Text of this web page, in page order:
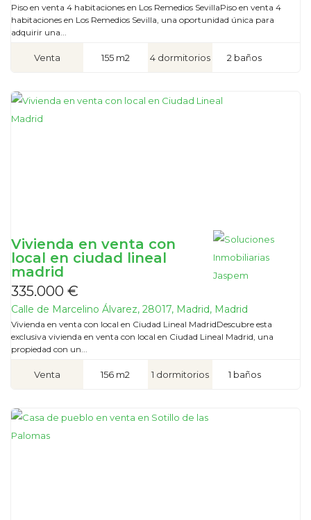
Piso en venta 4 habitaciones en Los Remedios SevillaPiso en venta 4
habitaciones en Los Remedios Sevilla, una oportunidad única para
adquirir una...
Venta 155 m2 4 dormitorios 2 baños
Vivienda en venta con
local en ciudad lineal
madrid
335.000 €
Calle de Marcelino Álvarez, 28017, Madrid, Madrid
Vivienda en venta con local en Ciudad Lineal MadridDescubre esta
exclusiva vivienda en venta con local en Ciudad Lineal Madrid, una
propiedad con un...
Venta 156 m2 1 dormitorios 1 baños